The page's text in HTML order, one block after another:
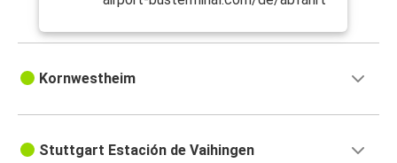
Kornwestheim
Stuttgart Estación de Vaihingen